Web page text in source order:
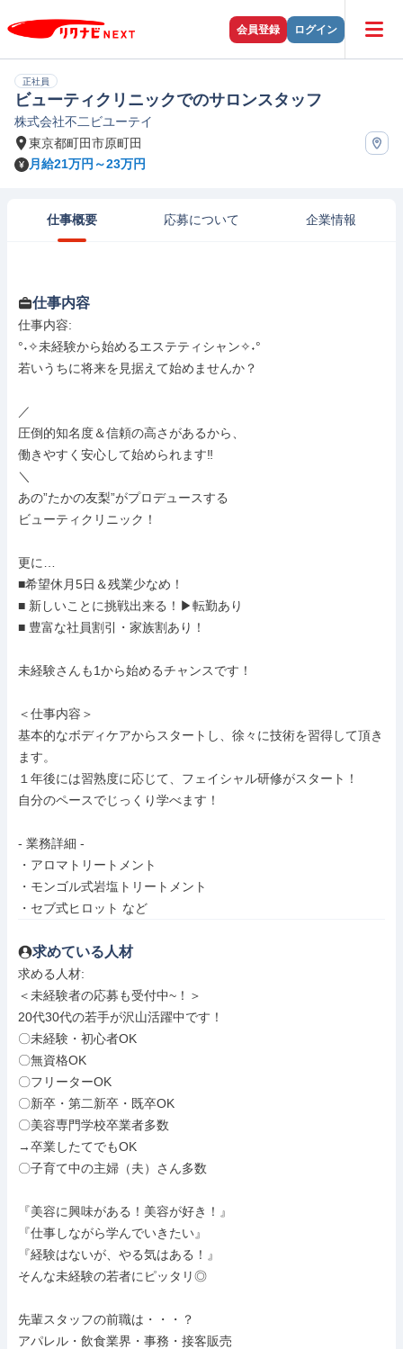
会員登録 ログイン
正社員
ビューティクリニックでのサロンスタッフ
株式会社不二ビユーテイ
東京都町田市原町田
月給21万円～23万円
仕事概要 応募について 企業情報
仕事内容
仕事内容:
°˖✧未経験から始めるエステティシャン✧˖°
若いうちに将来を見据えて始めませんか？
／
圧倒的知名度＆信頼の高さがあるから、
働きやすく安心して始められます‼
＼
あの”たかの友梨”がプロデュースする
ビューティクリニック！
更に…
■希望休月5日＆残業少なめ！
■ 新しいことに挑戦出来る！▶転勤あり
■ 豊富な社員割引・家族割あり！
未経験さんも1から始めるチャンスです！
＜仕事内容＞
基本的なボディケアからスタートし、徐々に技術を習得して頂き
ます。
１年後には習熟度に応じて、フェイシャル研修がスタート！
自分のペースでじっくり学べます！
- 業務詳細 -
・アロマトリートメント
・モンゴル式岩塩トリートメント
・セブ式ヒロット など
求めている人材
求める人材:
＜未経験者の応募も受付中~！＞
20代30代の若手が沢山活躍中です！
〇未経験・初心者OK
〇無資格OK
〇フリーターOK
〇新卒・第二新卒・既卒OK
〇美容専門学校卒業者多数
→卒業したてでもOK
〇子育て中の主婦（夫）さん多数
『美容に興味がある！美容が好き！』
『仕事しながら学んでいきたい』
『経験はないが、やる気はある！』
そんな未経験の若者にピッタリ◎
先輩スタッフの前職は・・・？
アパレル・飲食業界・事務・接客販売